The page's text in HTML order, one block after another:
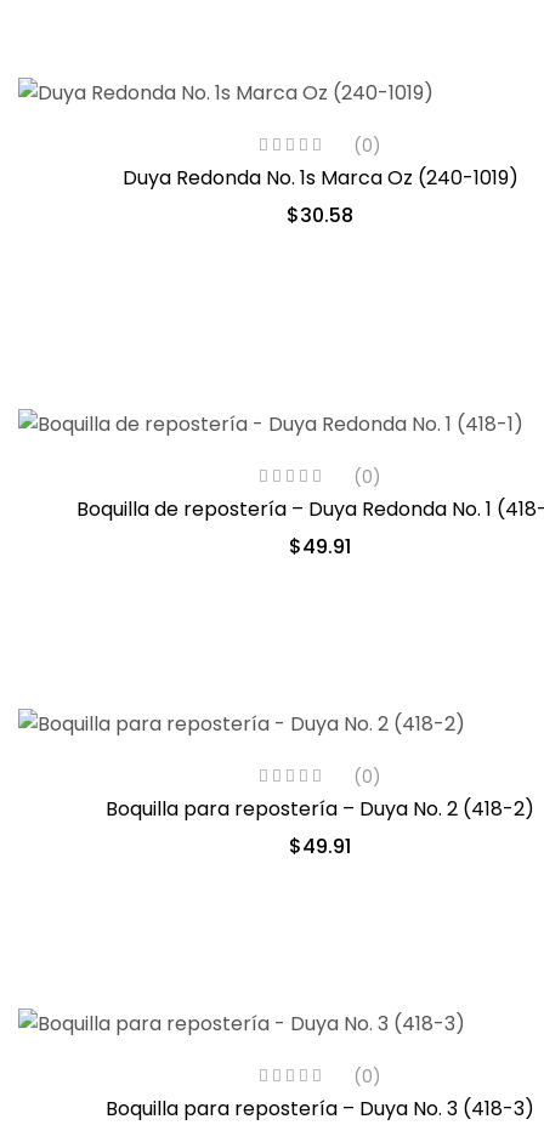
(0)
Duya Redonda No. 1s Marca Oz (240-1019)
$30.58
(0)
Boquilla de repostería – Duya Redonda No. 1
$49.91
(0)
Boquilla para repostería – Duya No. 2 (418-2)
$49.91
(0)
Boquilla para repostería – Duya No. 3 (418-3)